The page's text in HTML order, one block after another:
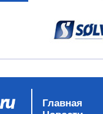
Главная